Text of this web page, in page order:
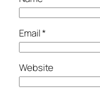
Email*
Website